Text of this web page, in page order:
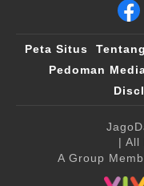
Peta Situs
Pedoman
| All
A Group